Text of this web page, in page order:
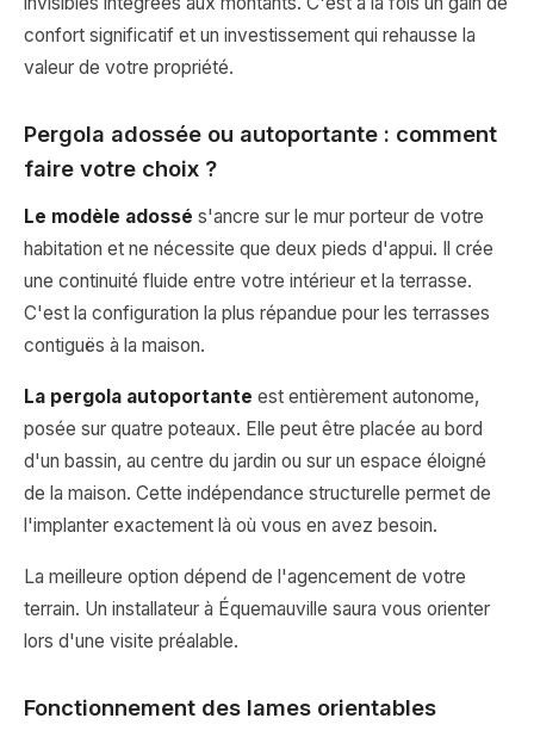
confort significatif et un investissement qui rehausse la
valeur de votre propriété.
Pergola adossée ou autoportante : comment
faire votre choix ?
Le modèle adossé s'ancre sur le mur porteur de votre
habitation et ne nécessite que deux pieds d'appui. Il crée
une continuité fluide entre votre intérieur et la terrasse.
C'est la configuration la plus répandue pour les terrasses
contiguës à la maison.
La pergola autoportante est entièrement autonome,
posée sur quatre poteaux. Elle peut être placée au bord
d'un bassin, au centre du jardin ou sur un espace éloigné
de la maison. Cette indépendance structurelle permet de
l'implanter exactement là où vous en avez besoin.
La meilleure option dépend de l'agencement de votre
terrain. Un installateur à Équemauville saura vous orienter
lors d'une visite préalable.
Fonctionnement des lames orientables